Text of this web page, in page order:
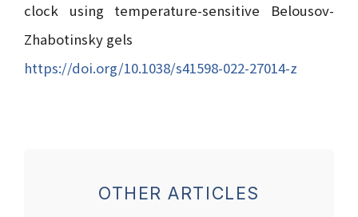
clock using temperature-sensitive Belousov-
Zhabotinsky gels
https://doi.org/10.1038/s41598-022-27014-z
OTHER ARTICLES